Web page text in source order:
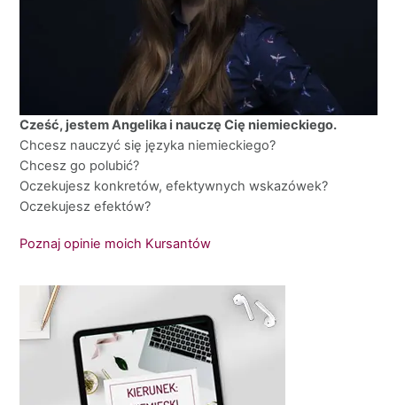
Cześć, jestem Angelika i nauczę Cię niemieckiego.
Chcesz nauczyć się języka niemieckiego?
Chcesz go polubić?
Oczekujesz konkretów, efektywnych wskazówek?
Oczekujesz efektów?
Poznaj opinie moich Kursantów